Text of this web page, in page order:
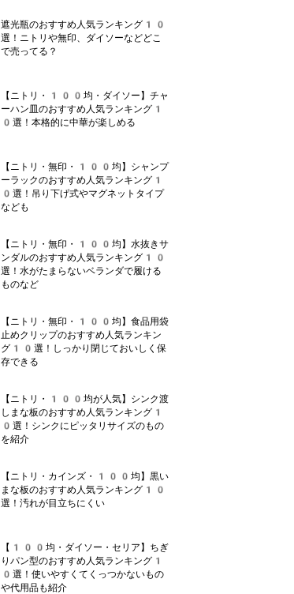
遮光瓶のおすすめ人気ランキング10
選！ニトリや無印、ダイソーなどどこ
で売ってる？
【ニトリ・100均・ダイソー】チャ
ーハン皿のおすすめ人気ランキング1
0選！本格的に中華が楽しめる
【ニトリ・無印・100均】シャンプ
ーラックのおすすめ人気ランキング1
0選！吊り下げ式やマグネットタイプ
なども
【ニトリ・無印・100均】水抜きサ
ンダルのおすすめ人気ランキング10
選！水がたまらないベランダで履ける
ものなど
【ニトリ・無印・100均】食品用袋
止めクリップのおすすめ人気ランキン
グ10選！しっかり閉じておいしく保
存できる
【ニトリ・100均が人気】シンク渡
しまな板のおすすめ人気ランキング1
0選！シンクにピッタリサイズのもの
を紹介
【ニトリ・カインズ・100均】黒い
まな板のおすすめ人気ランキング10
選！汚れが目立ちにくい
【100均・ダイソー・セリア】ちぎ
りパン型のおすすめ人気ランキング1
0選！使いやすくてくっつかないもの
や代用品も紹介